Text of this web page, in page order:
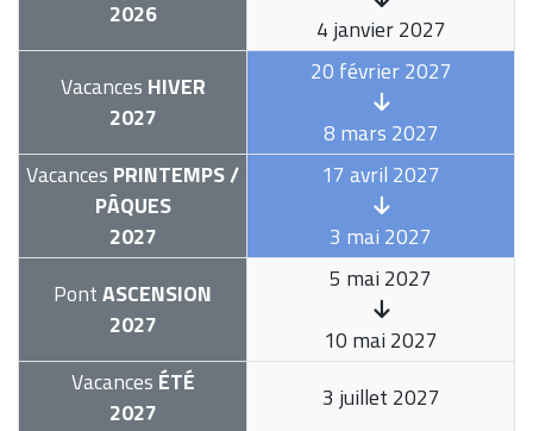
2026
4 janvier 2027
Vacances HIVER
2027
20 février 2027
8 mars 2027
Vacances PRINTEMPS /
PÂQUES
2027
17 avril 2027
3 mai 2027
PontASCENSION
2027
5 mai 2027
10 mai 2027
Vacances ÉTÉ
2027
3 juillet 2027